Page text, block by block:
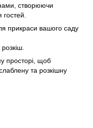
створюючи
прикраси вашого саду
просторі, щоб
та розкішну